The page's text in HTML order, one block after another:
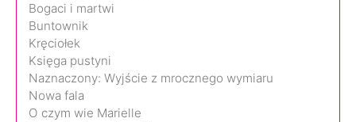
Bogaci i martwi
Buntownik
Kręciołek
Księga pustyni
Naznaczony: Wyjście z mrocznego wymiaru
Nowa fala
O czym wie Marielle